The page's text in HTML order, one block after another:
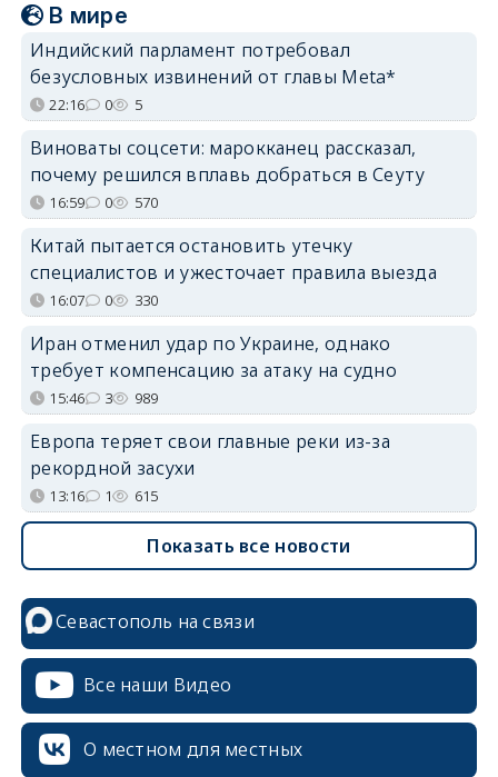
В мире
Индийский парламент потребовал
безусловных извинений от главы Meta*
22:16 0 5
Виноваты соцсети: марокканец рассказал,
почему решился вплавь добраться в Сеуту
16:59 0 570
Китай пытается остановить утечку
специалистов и ужесточает правила выезда
16:07 0 330
Иран отменил удар по Украине, однако
требует компенсацию за атаку на судно
15:46 3 989
Европа теряет свои главные реки из-за
рекордной засухи
13:16 1 615
Показать все новости
Севастополь на связи
Все наши Видео
О местном для местных